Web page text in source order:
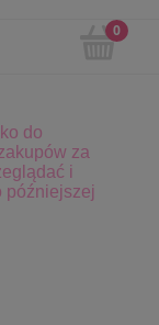
do
za
i
późniejszej